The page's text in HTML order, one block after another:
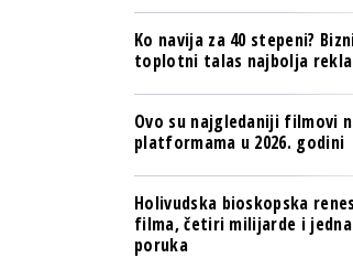
Ko navija za 40 stepeni?
toplotni talas najbolja
Ovo su najgledaniji filmovi
platformama u 2026. godini
Holivudska bioskopska
filma, četiri milijarde i
poruka